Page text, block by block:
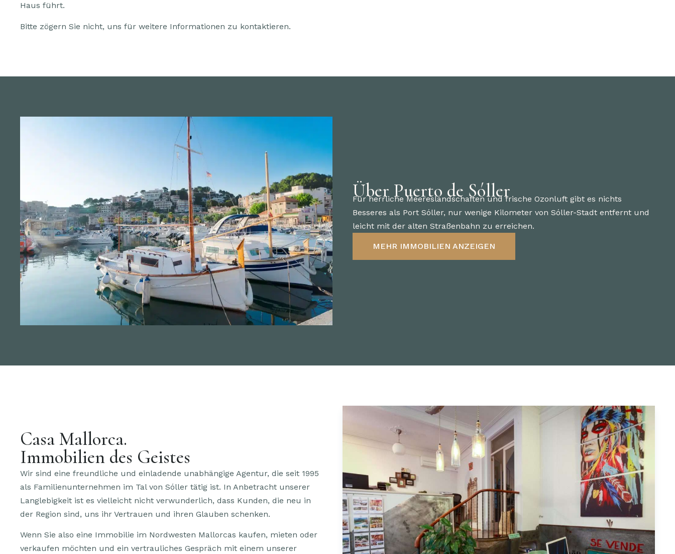
Haus führt.
Bitte zögern Sie nicht, uns für weitere Informationen zu kontaktieren.
Über Puerto de Sóller
Für herrliche Meereslandschaften und frische Ozonluft gibt es nichts
Besseres als Port Sóller, nur wenige Kilometer von Sóller-Stadt entfernt und
leicht mit der alten Straßenbahn zu erreichen.
MEHR IMMOBILIEN ANZEIGEN
Casa Mallorca.
Immobilien des Geistes
Wir sind eine freundliche und einladende unabhängige Agentur, die seit 1995
als Familienunternehmen im Tal von Sóller tätig ist. In Anbetracht unserer
Langlebigkeit ist es vielleicht nicht verwunderlich, dass Kunden, die neu in
der Region sind, uns ihr Vertrauen und ihren Glauben schenken.
Wenn Sie also eine Immobilie im Nordwesten Mallorcas kaufen, mieten oder
verkaufen möchten und ein vertrauliches Gespräch mit einem unserer